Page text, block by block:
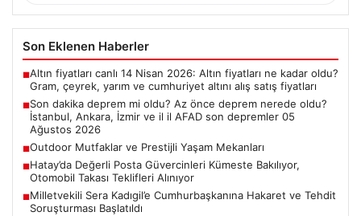
Son Eklenen Haberler
■Altın fiyatları canlı 14 Nisan 2026: Altın fiyatları ne kadar oldu?
Gram, çeyrek, yarım ve cumhuriyet altını alış satış fiyatları
■Son dakika deprem mi oldu? Az önce deprem nerede oldu?
İstanbul, Ankara, İzmir ve il il AFAD son depremler 05
Ağustos 2026
■Outdoor Mutfaklar ve Prestijli Yaşam Mekanları
■Hatay’da Değerli Posta Güvercinleri Kümeste Bakılıyor,
Otomobil Takası Teklifleri Alınıyor
■Milletvekili Sera Kadıgil’e Cumhurbaşkanına Hakaret ve Tehdit
Soruşturması Başlatıldı